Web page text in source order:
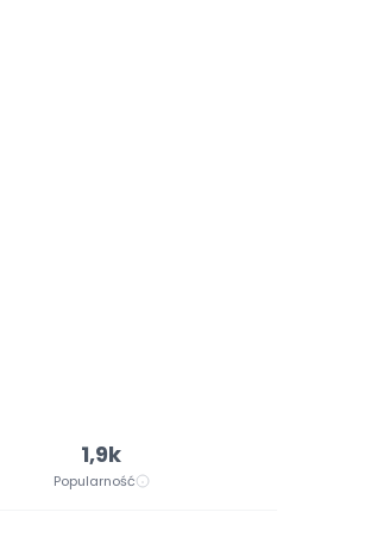
1,9k
Popularność